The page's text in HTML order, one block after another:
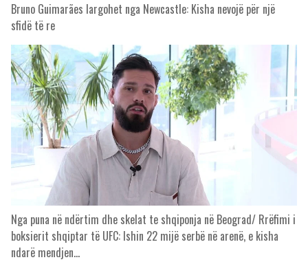
Bruno Guimarães largohet nga Newcastle: Kisha nevojë për një
sfidë të re
Nga puna në ndërtim dhe skelat te shqiponja në Beograd/ Rrëfimi i
boksierit shqiptar të UFC: Ishin 22 mijë serbë në arenë, e kisha
ndarë mendjen…